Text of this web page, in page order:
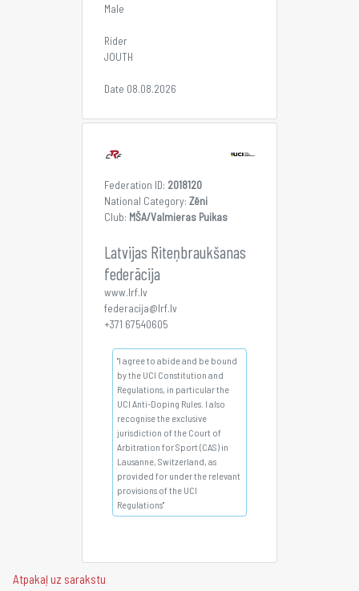
Male
Rider
JOUTH
Date 08.08.2026
Federation ID: 2018120
National Category:Zēni
Club: MŠA/Valmieras Puikas
Latvijas Riteņbraukšanas
federācija
www.lrf.lv
federacija@lrf.lv
+371 67540605
"I agree to abide and be bound
by the UCI Constitution and
Regulations, in particular the
UCI Anti-Doping Rules. I also
recognise the exclusive
jurisdiction of the Court of
Arbitration for Sport (CAS) in
Lausanne, Switzerland, as
provided for under the relevant
provisions of the UCI
Regulations"
Atpakaļ uz sarakstu